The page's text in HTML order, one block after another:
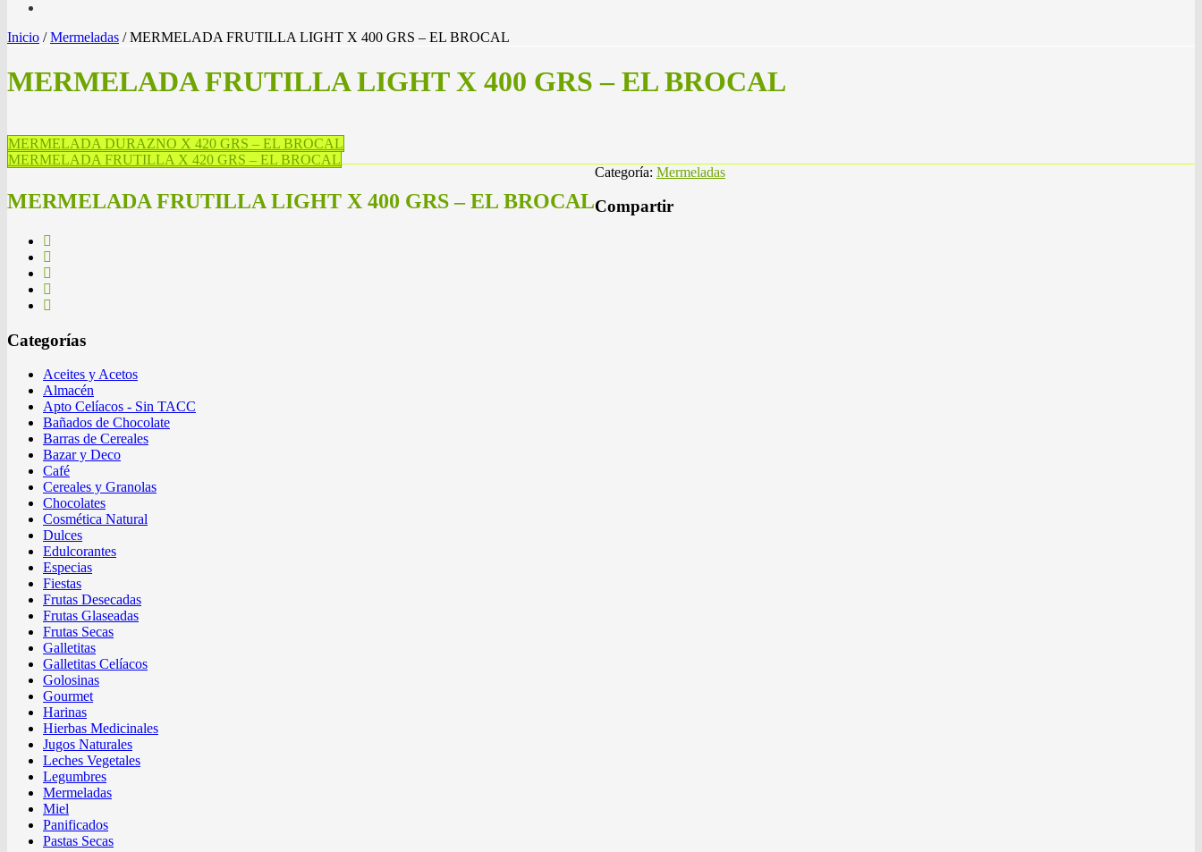
Inicio / Mermeladas /MERMELADA FRUTILLA LIGHT X 400 GRS – EL BROCAL
MERMELADA FRUTILLA LIGHT X 400 GRS – EL BROCAL
MERMELADA DURAZNO X 420 GRS – EL BROCAL
MERMELADA FRUTILLA X 420 GRS – EL BROCAL
MERMELADA FRUTILLA LIGHT X 400 GRS – EL BROCAL
Categoría: Mermeladas
Compartir
Categorías
Aceites y Acetos
Almacén
Apto Celíacos - Sin TACC
Bañados de Chocolate
Barras de Cereales
Bazar y Deco
Café
Cereales y Granolas
Chocolates
Cosmética Natural
Dulces
Edulcorantes
Especias
Fiestas
Frutas Desecadas
Frutas Glaseadas
Frutas Secas
Galletitas
Galletitas Celíacos
Golosinas
Gourmet
Harinas
Hierbas Medicinales
Jugos Naturales
Leches Vegetales
Legumbres
Mermeladas
Miel
Panificados
Pastas Secas